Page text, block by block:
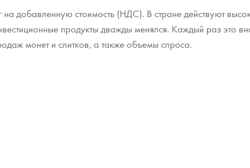
добавленную стоимость (НДС). В стране действуют
продукты дважды менялся. Каждый раз это
монет и слитков, а также объемы спроса.